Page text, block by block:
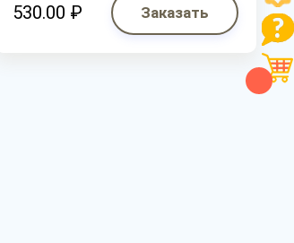
530.00 ₽ Заказать